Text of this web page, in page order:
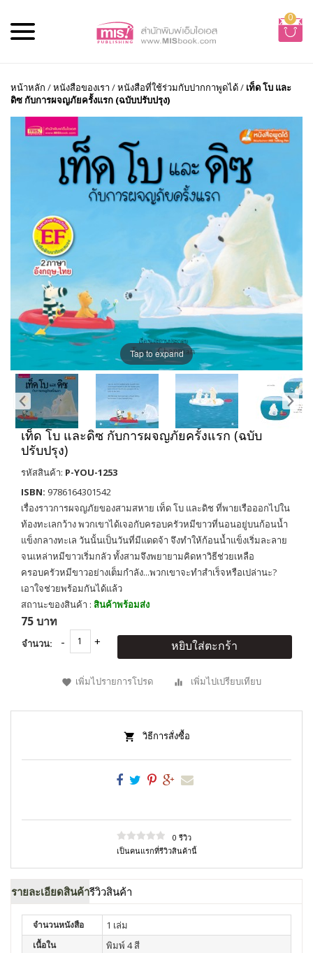
0
หน้าหลัก /หนังสือของเรา /หนังสือที่ใช้ร่วมกับปากกาพูดได้/ เท็ด โบ และ
ดิซ กับการผจญภัยครั้งแรก (ฉบับปรับปรุง)
Tap to expand
เท็ด โบ และดิซ กับการผจญภัยครั้งแรก (ฉบับ
ปรับปรุง)
รหัสสินค้า: P-YOU-1253
ISBN: 9786164301542
เรื่องราวการผจญภัยของสามสหาย เท็ด โบ และดิช ที่พายเรือออกไปใน
ท้องทะเลกว้าง พวกเขาได้เจอกับครอบครัวหมีขาวที่นอนอยู่บนก้อนน้ำ
แข็งกลางทะเล วันนั้นเป็นวันที่มีแดดจ้า จึงทำให้ก้อนน้ำแข็งเริ่มละลาย
จนเหล่าหมีขาวเริ่มกลัว ทั้งสามจึงพยายามคิดหาวิธีช่วยเหลือ
ครอบครัวหมีขาวอย่างเต็มกำลัง...พวกเขาจะทำสำเร็จหรือเปล่านะ?
เอาใจช่วยพร้อมกันได้แล้ว
สถานะของสินค้า : สินค้าพร้อมส่ง
75 บาท
จำนวน: หยิบใส่ตะกร้า
เพิ่มไปรายการโปรด เพิ่มไปเปรียบเทียบ
วิธีการสั่งซื้อ
0 รีวิว
เป็นคนแรกที่รีวิวสินค้านี้
รายละเอียดสินค้ารีวิวสินค้า
จำนวนหนังสือ 1 เล่ม
เนื้อใน พิมพ์ 4 สี